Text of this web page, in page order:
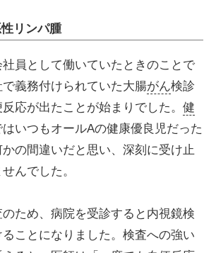
リンパ腫
員として働いていたときのことで
義務付けられていた大腸がん検診
応が出たことが始まりでした。 健
いつもオールAの健康優良児だった
かの間違いだと思い、深刻に受け止
んでした。
ため、病院を受診すると内視鏡検
ことになりました。検査への強い